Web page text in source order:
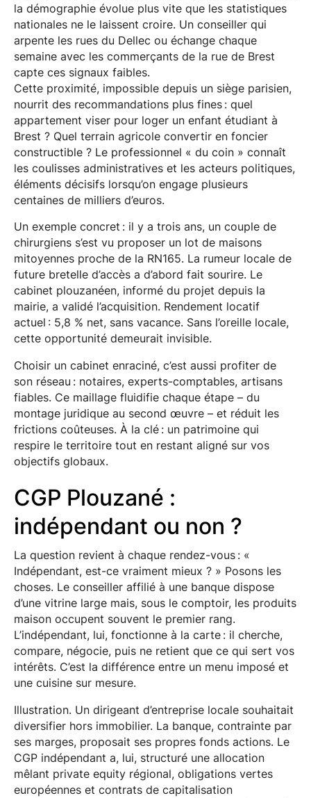
la démographie évolue plus vite que les statistiques
nationales ne le laissent croire. Un conseiller qui
arpente les rues du Dellec ou échange chaque
semaine avec les commerçants de la rue de Brest
capte ces signaux faibles.
Cette proximité, impossible depuis un siège parisien,
nourrit des recommandations plus fines : quel
appartement viser pour loger un enfant étudiant à
Brest ? Quel terrain agricole convertir en foncier
constructible ? Le professionnel « du coin » connaît
les coulisses administratives et les acteurs politiques,
éléments décisifs lorsqu’on engage plusieurs
centaines de milliers d’euros.
Un exemple concret : il y a trois ans, un couple de
chirurgiens s’est vu proposer un lot de maisons
mitoyennes proche de la RN165. La rumeur locale de
future bretelle d’accès a d’abord fait sourire. Le
cabinet plouzanéen, informé du projet depuis la
mairie, a validé l’acquisition. Rendement locatif
actuel : 5,8 % net, sans vacance. Sans l’oreille locale,
cette opportunité demeurait invisible.
Choisir un cabinet enraciné, c’est aussi profiter de
son réseau : notaires, experts-comptables, artisans
fiables. Ce maillage fluidifie chaque étape – du
montage juridique au second œuvre – et réduit les
frictions coûteuses. À la clé : un patrimoine qui
respire le territoire tout en restant aligné sur vos
objectifs globaux.
CGP Plouzané :
indépendant ou non ?
La question revient à chaque rendez-vous : «
Indépendant, est-ce vraiment mieux ? » Posons les
choses. Le conseiller affilié à une banque dispose
d’une vitrine large mais, sous le comptoir, les produits
maison occupent souvent le premier rang.
L’indépendant, lui, fonctionne à la carte : il cherche,
compare, négocie, puis ne retient que ce qui sert vos
intérêts. C’est la différence entre un menu imposé et
une cuisine sur mesure.
Illustration. Un dirigeant d’entreprise locale souhaitait
diversifier hors immobilier. La banque, contrainte par
ses marges, proposait ses propres fonds actions. Le
CGP indépendant a, lui, structuré une allocation
mêlant private equity régional, obligations vertes
européennes et contrats de capitalisation